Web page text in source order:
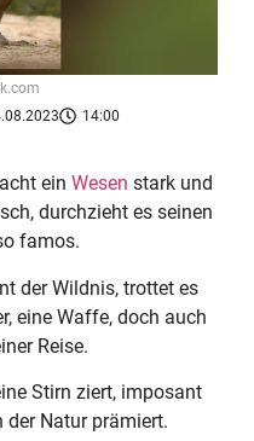
14:00
ein Wesen stark und
durchzieht es seinen
famos.
der Wildnis, trottet es
eine Waffe, doch auch
Reise.
Stirn ziert, imposant
der Natur prämiert.